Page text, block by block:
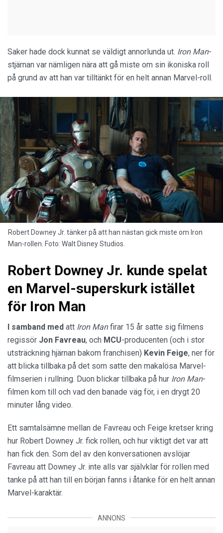
Saker hade dock kunnat se väldigt annorlunda ut. Iron Man-
stjärnan var nämligen nära att gå miste om sin ikoniska roll
på grund av att han var tilltänkt för en helt annan Marvel-roll.
Robert Downey Jr. tänker på att han nästan gick miste om Iron
Man-rollen. Foto: Walt Disney Studios.
Robert Downey Jr. kunde spelat
en Marvel-superskurk istället
för Iron Man
I samband med att Iron Manfirar 15 år satte sig filmens
regissör Jon Favreau, och MCU-producenten (och i stor
utsträckning hjärnan bakom franchisen) Kevin Feige, ner för
att blicka tillbaka på det som satte den makalösa Marvel-
filmserien i rullning. Duon blickar tillbaka på hur Iron Man-
filmen kom till och vad den banade väg för, i en drygt 20
minuter lång video.
Ett samtalsämne mellan de Favreau och Feige kretser kring
hur Robert Downey Jr. fick rollen, och hur viktigt det var att
han fick den. Som del av den konversationen avslöjar
Favreau att Downey Jr. inte alls var självklar för rollen med
tanke på att han till en början fanns i åtanke för en helt annan
Marvel-karaktär.
ANNONS